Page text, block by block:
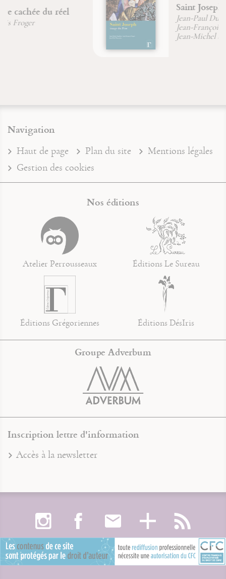
Saint Joseph, image du Père
Jean-Paul Dumontier
Jean-François Froger
Jean-Michel Sanchez
Navigation
Haut de page Plan du site
Mentions légales
Gestion des cookies
Nos éditions
Atelier Perrousseaux Éditions Le Sureau
Éditions Grégoriennes Éditions DésIris
Groupe Adverbum
Inscription lettre d'information
Accès à la newsletter